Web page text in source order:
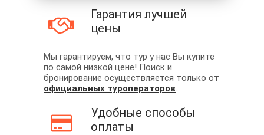
Гарантия лучшей
цены
Мы гарантируем, что тур у нас Вы купите
по самой низкой цене! Поиск и
бронирование осуществляется только от
официальных туроператоров.
Удобные способы
оплаты